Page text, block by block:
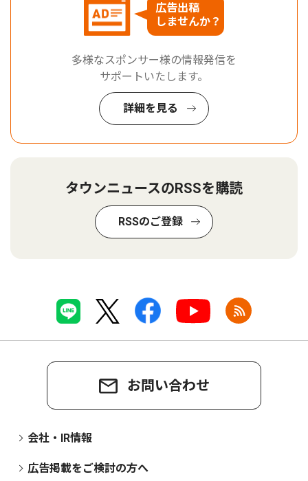
広告出稿
しませんか？
多様なスポンサー様の情報発信を
サポートいたします。
詳細を見る
タウンニュースのRSSを購読
RSSのご登録
お問い合わせ
会社・IR情報
広告掲載をご検討の方へ